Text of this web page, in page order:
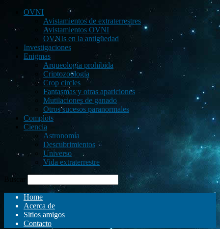
OVNI
Avistamientos de extraterrestres
Avistamientos OVNI
OVNIs en la antigüedad
Investigaciones
Enigmas
Arqueología prohibida
Criptozoología
Crop circles
Fantasmas y otras apariciones
Mutilaciones de ganado
Otros sucesos paranormales
Complots
Ciencia
Astronomía
Descubrimientos
Universo
Vida extraterrestre
Buscar
Home
Acerca de
Sitios amigos
Contacto